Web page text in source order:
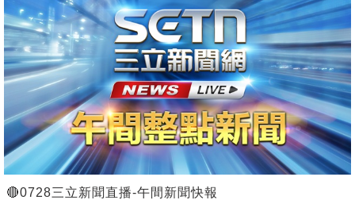
🔴0728三立新聞直播-午間新聞快報